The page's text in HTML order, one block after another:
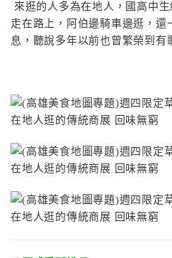
來逛的人多為在地人，國高中
走在路上，阿伯邊騎車邊逛，還
息，聽說多年以前也曾繁榮到有